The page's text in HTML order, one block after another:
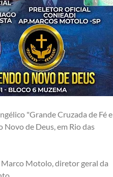
"Grande Cruzada de Fé e
de Deus, em Rio das
Motolo, diretor geral da